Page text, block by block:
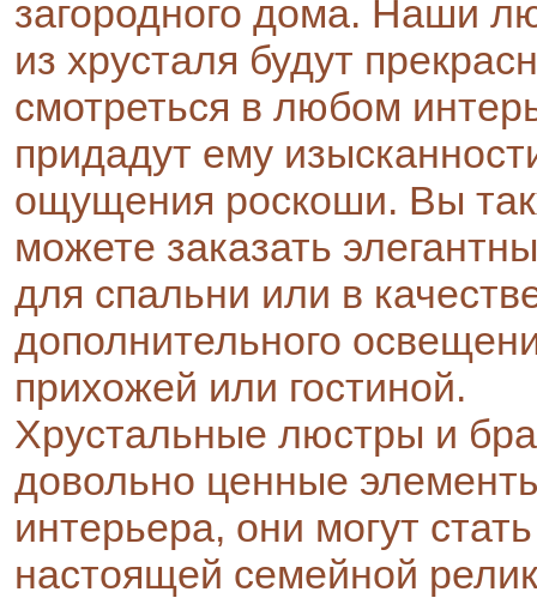
загородного дома. Наши
из хрусталя будут
смотреться в любом
придадут ему
ощущения роскоши. Вы
можете заказать
для спальни или в
дополнительного
прихожей или гостиной.
Хрустальные люстры и
довольно ценные
интерьера, они могут стать
настоящей семейной